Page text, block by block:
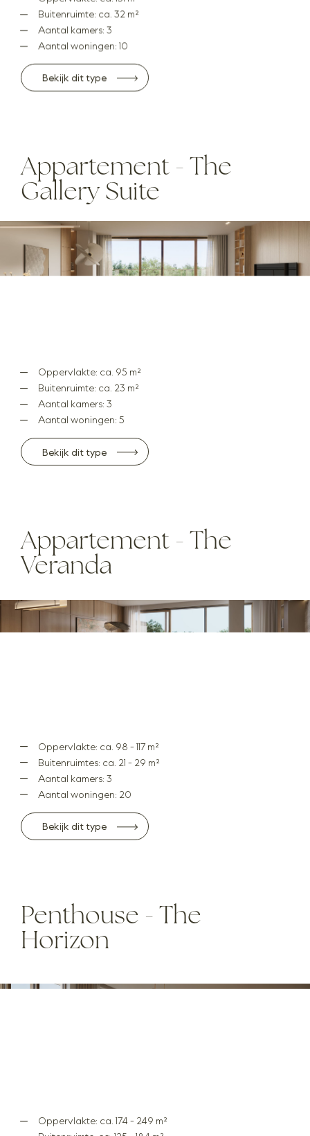
Buitenruimte: ca. 32 m²
Aantal kamers: 3
Aantal woningen: 10
Bekijk dit type
Appartement - The
Gallery Suite
Oppervlakte: ca. 95 m²
Buitenruimte: ca. 23 m²
Aantal kamers: 3
Aantal woningen: 5
Bekijk dit type
Appartement - The
Veranda
Oppervlakte: ca. 98 - 117 m²
Buitenruimtes: ca. 21 - 29 m²
Aantal kamers: 3
Aantal woningen: 20
Bekijk dit type
Penthouse - The
Horizon
Oppervlakte: ca. 174 - 249 m²